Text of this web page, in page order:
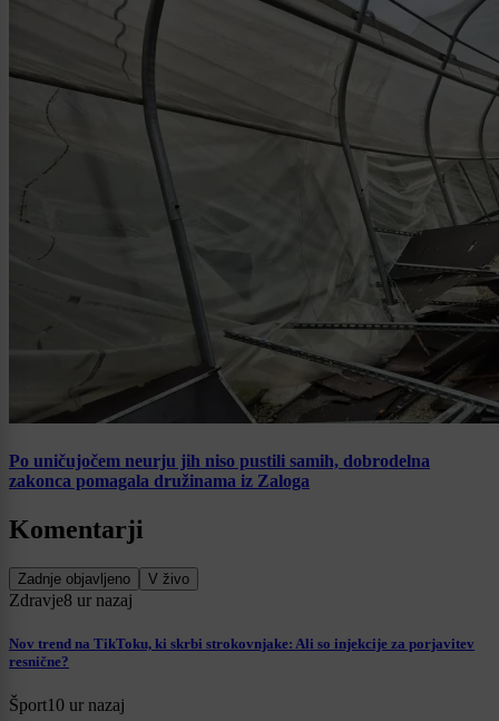
Po uničujočem neurju jih niso pustili samih, dobrodelna
zakonca pomagala družinama iz Zaloga
Komentarji
Zadnje objavljeno V živo
Zdravje8 ur nazaj
Nov trend na TikToku, ki skrbi strokovnjake: Ali so injekcije za porjavitev
resnične?
Šport10 ur nazaj